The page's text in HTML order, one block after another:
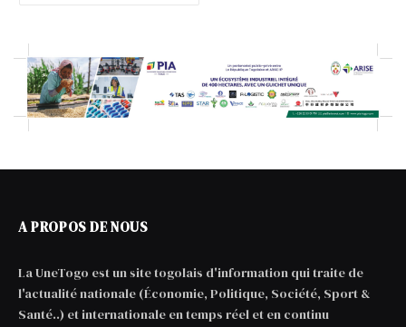
A PROPOS DE NOUS
La UneTogo est un site togolais d'information qui traite de
l'actualité nationale (Économie, Politique, Société, Sport &
Santé..) et internationale en temps réel et en continu